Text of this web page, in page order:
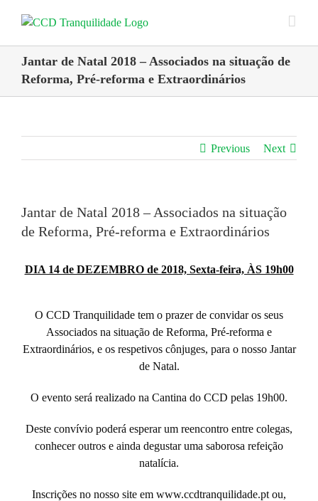
Jantar de Natal 2018 – Associados na situação de
Reforma, Pré-reforma e Extraordinários
Previous Next
Jantar de Natal 2018 – Associados na situação
de Reforma, Pré-reforma e Extraordinários
DIA 14 de DEZEMBRO de 2018, Sexta-feira, ÀS 19h00
O CCD Tranquilidade tem o prazer de convidar os seus
Associados na situação de Reforma, Pré-reforma e
Extraordinários, e os respetivos cônjuges, para o nosso Jantar
de Natal.
O evento será realizado na Cantina do CCD pelas 19h00.
Deste convívio poderá esperar um reencontro entre colegas,
conhecer outros e ainda degustar uma saborosa refeição
natalícia.
Inscrições no nosso site em www.ccdtranquilidade.pt ou,